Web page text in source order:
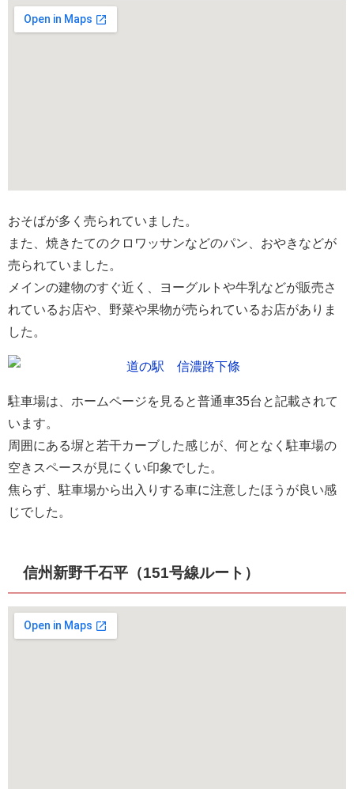
おそばが多く売られていました。
また、焼きたてのクロワッサンなどのパン、おやきなどが
売られていました。
メインの建物のすぐ近く、ヨーグルトや牛乳などが販売さ
れているお店や、野菜や果物が売られているお店がありま
した。
駐車場は、ホームページを見ると普通車35台と記載されて
います。
周囲にある塀と若干カーブした感じが、何となく駐車場の
空きスペースが見にくい印象でした。
焦らず、駐車場から出入りする車に注意したほうが良い感
じでした。
信州新野千石平（151号線ルート）